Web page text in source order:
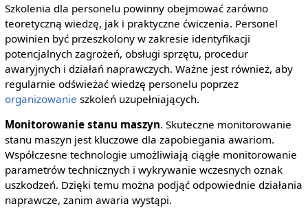
Szkolenia dla personelu powinny obejmować zarówno
teoretyczną wiedzę, jak i praktyczne ćwiczenia. Personel
powinien być przeszkolony w zakresie identyfikacji
potencjalnych zagrożeń, obsługi sprzętu, procedur
awaryjnych i działań naprawczych. Ważne jest również, aby
regularnie odświeżać wiedzę personelu poprzez
organizowanie szkoleń uzupełniających.
Monitorowanie stanu maszyn. Skuteczne monitorowanie
stanu maszyn jest kluczowe dla zapobiegania awariom.
Współczesne technologie umożliwiają ciągłe monitorowanie
parametrów technicznych i wykrywanie wczesnych oznak
uszkodzeń. Dzięki temu można podjąć odpowiednie działania
naprawcze, zanim awaria wystąpi.